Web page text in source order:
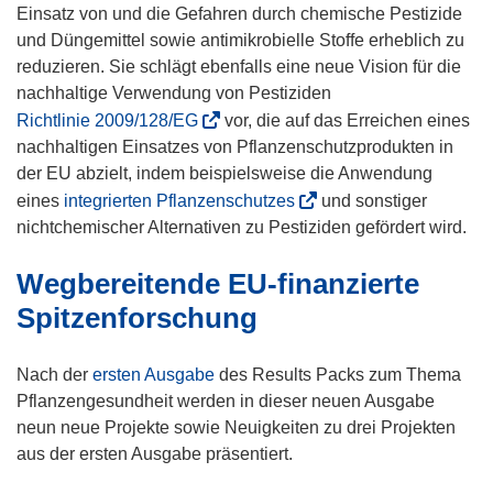
s
t
e
r
)
Einsatz von und die Gefahren durch chemische Pestizide
und Düngemittel sowie antimikrobielle Stoffe erheblich zu
reduzieren. Sie schlägt ebenfalls eine neue Vision für die
nachhaltige Verwendung von Pestiziden
Richtlinie 2009/128/EG(
ö
f
f
n
t
n
e
u
e
m
vor, die auf das Erreichen eines
nachhaltigen Einsatzes von Pflanzenschutzprodukten in
der EU abzielt, indem beispielsweise die Anwendung
eines integrierten Pflanzenschutzes(
ö
f
i
n
n
und sonstiger
nichtchemischer Alternativen zu Pestiziden gefördert wird.
Wegbereitende EU-finanzierte
Spitzenforschung
Nach der ersten Ausgabe des Results Packs zum Thema
Pflanzengesundheit werden in dieser neuen Ausgabe
neun neue Projekte sowie Neuigkeiten zu drei Projekten
aus der ersten Ausgabe präsentiert.